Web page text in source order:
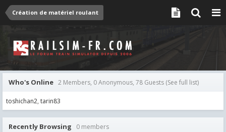
Création de matériel roulant
Who's Online 2 Members, 0 Anonymous, 78 Guests (See full list)
toshichan2 tarin83
Recently Browsing 0 members